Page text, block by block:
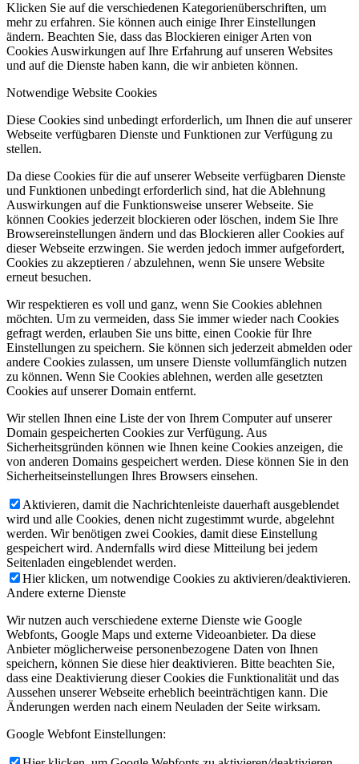
Klicken Sie auf die verschiedenen Kategorienüberschriften, um
mehr zu erfahren. Sie können auch einige Ihrer Einstellungen
ändern. Beachten Sie, dass das Blockieren einiger Arten von
Cookies Auswirkungen auf Ihre Erfahrung auf unseren Websites
und auf die Dienste haben kann, die wir anbieten können.
Notwendige Website Cookies
Diese Cookies sind unbedingt erforderlich, um Ihnen die auf unserer
Webseite verfügbaren Dienste und Funktionen zur Verfügung zu
stellen.
Da diese Cookies für die auf unserer Webseite verfügbaren Dienste
und Funktionen unbedingt erforderlich sind, hat die Ablehnung
Auswirkungen auf die Funktionsweise unserer Webseite. Sie
können Cookies jederzeit blockieren oder löschen, indem Sie Ihre
Browsereinstellungen ändern und das Blockieren aller Cookies auf
dieser Webseite erzwingen. Sie werden jedoch immer aufgefordert,
Cookies zu akzeptieren / abzulehnen, wenn Sie unsere Website
erneut besuchen.
Wir respektieren es voll und ganz, wenn Sie Cookies ablehnen
möchten. Um zu vermeiden, dass Sie immer wieder nach Cookies
gefragt werden, erlauben Sie uns bitte, einen Cookie für Ihre
Einstellungen zu speichern. Sie können sich jederzeit abmelden oder
andere Cookies zulassen, um unsere Dienste vollumfänglich nutzen
zu können. Wenn Sie Cookies ablehnen, werden alle gesetzten
Cookies auf unserer Domain entfernt.
Wir stellen Ihnen eine Liste der von Ihrem Computer auf unserer
Domain gespeicherten Cookies zur Verfügung. Aus
Sicherheitsgründen können wie Ihnen keine Cookies anzeigen, die
von anderen Domains gespeichert werden. Diese können Sie in den
Sicherheitseinstellungen Ihres Browsers einsehen.
Aktivieren, damit die Nachrichtenleiste dauerhaft ausgeblendet
wird und alle Cookies, denen nicht zugestimmt wurde, abgelehnt
werden. Wir benötigen zwei Cookies, damit diese Einstellung
gespeichert wird. Andernfalls wird diese Mitteilung bei jedem
Seitenladen eingeblendet werden.
Hier klicken, um notwendige Cookies zu aktivieren/deaktivieren.
Andere externe Dienste
Wir nutzen auch verschiedene externe Dienste wie Google
Webfonts, Google Maps und externe Videoanbieter. Da diese
Anbieter möglicherweise personenbezogene Daten von Ihnen
speichern, können Sie diese hier deaktivieren. Bitte beachten Sie,
dass eine Deaktivierung dieser Cookies die Funktionalität und das
Aussehen unserer Webseite erheblich beeinträchtigen kann. Die
Änderungen werden nach einem Neuladen der Seite wirksam.
Google Webfont Einstellungen: